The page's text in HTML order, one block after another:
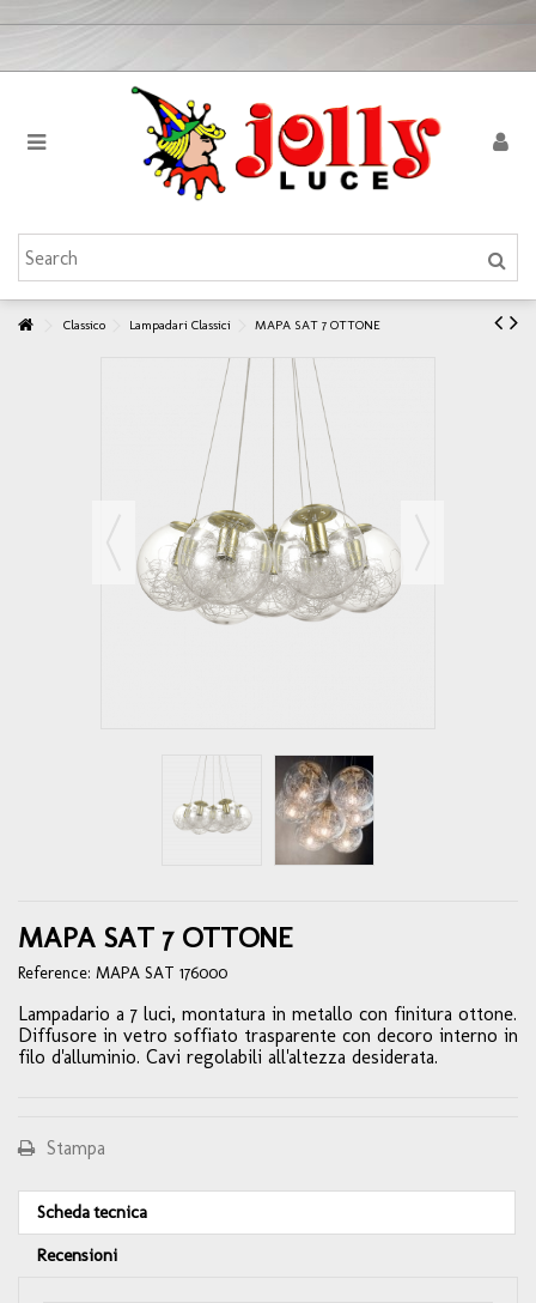
Classico Lampadari Classici MAPA SAT 7 OTTONE
MAPA SAT 7 OTTONE
Reference: MAPA SAT 176000
Lampadario a 7 luci, montatura in metallo con finitura ottone.
Diffusore in vetro soffiato trasparente con decoro interno in
filo d'alluminio. Cavi regolabili all'altezza desiderata.
Stampa
Scheda tecnica
Recensioni